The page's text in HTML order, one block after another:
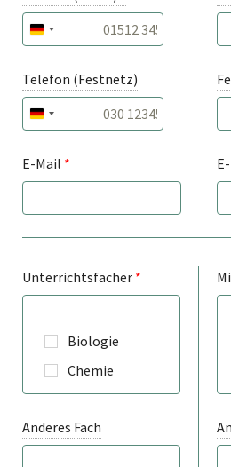
DEUTSCHLAND +49
Telefon (Festnetz)
DEUTSCHLAND +49
E-Mail *
Unterrichtsfächer *
Biologie
Chemie
Physik
Mathematik
Anderes Fach